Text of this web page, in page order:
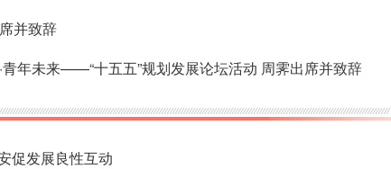
并致辞
年未来——“十五五”规划发展论坛活动 周霁出席并致辞
促发展良性互动